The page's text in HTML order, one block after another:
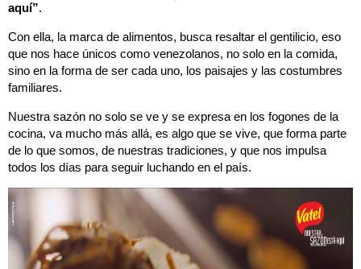
aquí”.
Con ella, la marca de alimentos, busca resaltar el gentilicio, eso
que nos hace únicos como venezolanos, no solo en la comida,
sino en la forma de ser cada uno, los paisajes y las costumbres
familiares.
Nuestra sazón no solo se ve y se expresa en los fogones de la
cocina, va mucho más allá, es algo que se vive, que forma parte
de lo que somos, de nuestras tradiciones, y que nos impulsa
todos los días para seguir luchando en el país.